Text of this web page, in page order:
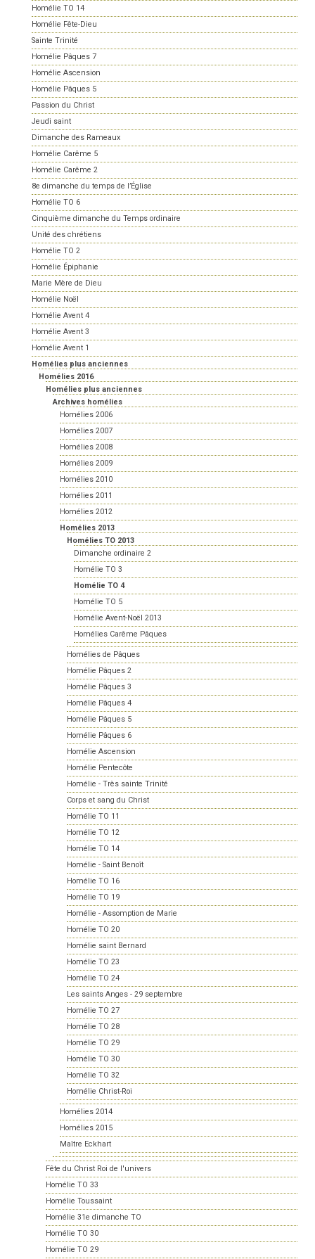
Homélie TO 14
Homélie Fête-Dieu
Sainte Trinité
Homélie Pâques 7
Homélie Ascension
Homélie Pâques 5
Passion du Christ
Jeudi saint
Dimanche des Rameaux
Homélie Carême 5
Homélie Carême 2
8e dimanche du temps de l’Église
Homélie TO 6
Cinquième dimanche du Temps ordinaire
Unité des chrétiens
Homélie TO 2
Homélie Épiphanie
Marie Mère de Dieu
Homélie Noël
Homélie Avent 4
Homélie Avent 3
Homélie Avent 1
Homélies plus anciennes
Homélies 2016
Homélies plus anciennes
Archives homélies
Homélies 2006
Homélies 2007
Homélies 2008
Homélies 2009
Homélies 2010
Homélies 2011
Homélies 2012
Homélies 2013
Homélies TO 2013
Dimanche ordinaire 2
Homélie TO 3
Homélie TO 4
Homélie TO 5
Homélie Avent-Noël 2013
Homélies Carême Pâques
Homélies de Pâques
Homélie Pâques 2
Homélie Pâques 3
Homélie Pâques 4
Homélie Pâques 5
Homélie Pâques 6
Homélie Ascension
Homélie Pentecôte
Homélie - Très sainte Trinité
Corps et sang du Christ
Homélie TO 11
Homélie TO 12
Homélie TO 14
Homélie - Saint Benoît
Homélie TO 16
Homélie TO 19
Homélie - Assomption de Marie
Homélie TO 20
Homélie saint Bernard
Homélie TO 23
Homélie TO 24
Les saints Anges - 29 septembre
Homélie TO 27
Homélie TO 28
Homélie TO 29
Homélie TO 30
Homélie TO 32
Homélie Christ-Roi
Homélies 2014
Homélies 2015
Maître Eckhart
Fête du Christ Roi de l'univers
Homélie TO 33
Homélie Toussaint
Homélie 31e dimanche TO
Homélie TO 30
Homélie TO 29